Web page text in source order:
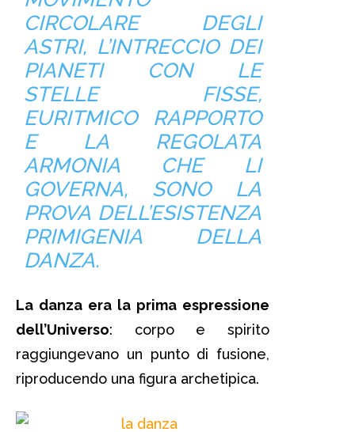
CIRCOLARE DEGLI
ASTRI, L’INTRECCIO DEI
PIANETI CON LE
STELLE FISSE,
EURITMICO RAPPORTO
E LA REGOLATA
ARMONIA CHE LI
GOVERNA, SONO LA
PROVA DELL’ESISTENZA
PRIMIGENIA DELLA
DANZA.
La danza era la prima espressione
dell’Universo: corpo e spirito
raggiungevano un punto di fusione,
riproducendo una figura archetipica.